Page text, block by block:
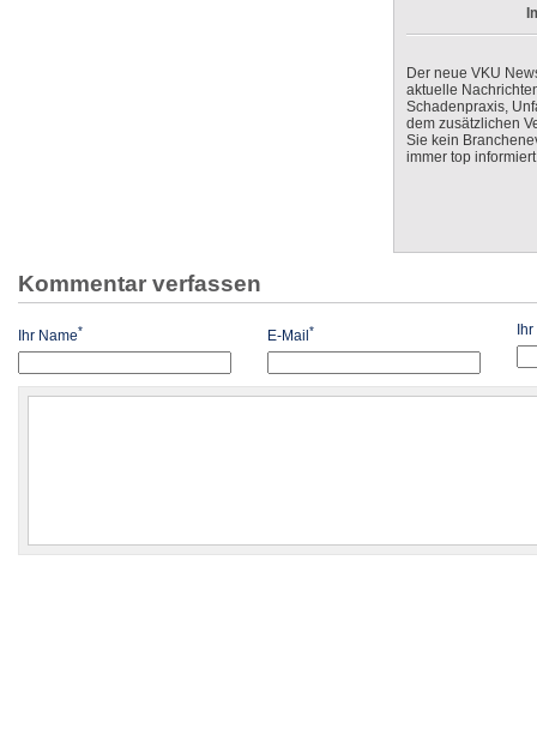
Der neue VKU
aktuelle
Schadenpraxis,
dem zusätzlichen
Sie kein
immer top
Kommentar verfassen
Ihr Name* E-Mail* Ihr